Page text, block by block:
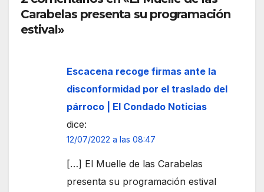
a
Carabelas presenta su programación
estival»
Escacena recoge firmas ante la
disconformidad por el traslado del
párroco | El Condado Noticias
dice:
12/07/2022 a las 08:47
[…] El Muelle de las Carabelas
presenta su programación estival